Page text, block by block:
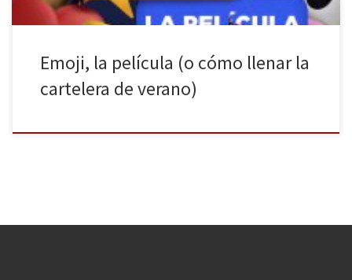
Emoji, la película (o cómo llenar la
cartelera de verano)